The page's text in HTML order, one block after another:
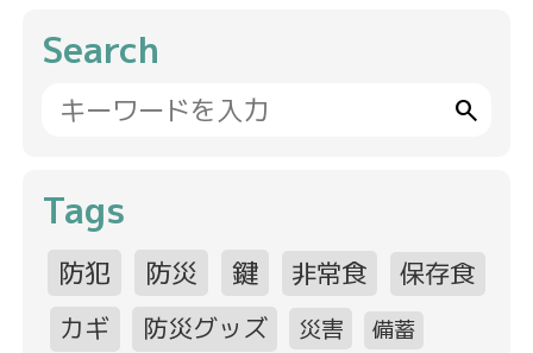
Search
search
Tags
防犯 防災 鍵 非常食
保存食
カギ
防災グッズ 災害
備蓄